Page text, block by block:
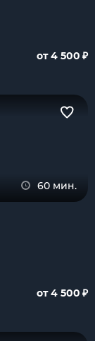
от 4 500 ₽
60 мин.
от 4 500 ₽